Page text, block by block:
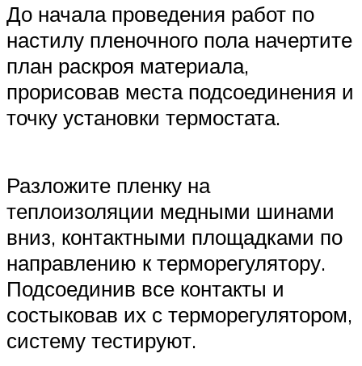
До начала проведения работ по
настилу пленочного пола начертите
план раскроя материала,
прорисовав места подсоединения и
точку установки термостата.
Разложите пленку на
теплоизоляции медными шинами
вниз, контактными площадками по
направлению к терморегулятору.
Подсоединив все контакты и
состыковав их с терморегулятором,
систему тестируют.